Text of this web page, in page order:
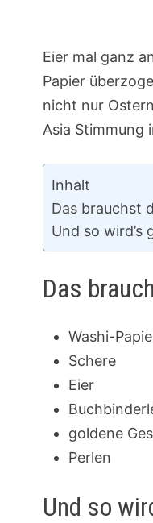
Eier mal ganz
Papier
nicht nur
Asia Stimmung
Inhalt
Das brauchst
Und so wird’s
Das
Washi-
Schere
Eier
goldene
Perlen
Und so